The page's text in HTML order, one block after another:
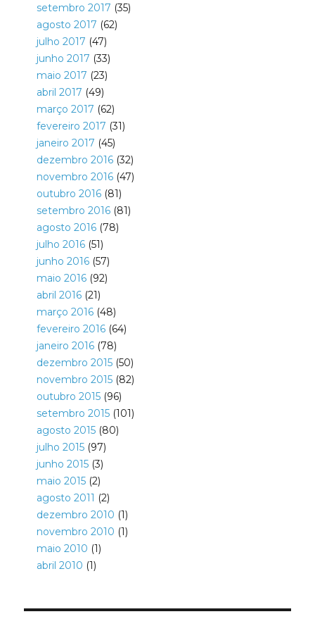
setembro 2017 (35)
agosto 2017 (62)
julho 2017 (47)
junho 2017 (33)
maio 2017 (23)
abril 2017 (49)
março 2017 (62)
fevereiro 2017 (31)
janeiro 2017 (45)
dezembro 2016(32)
novembro 2016(47)
outubro 2016(81)
setembro 2016(81)
agosto 2016(78)
julho 2016(51)
junho 2016(57)
maio 2016(92)
abril 2016(21)
março 2016(48)
fevereiro 2016(64)
janeiro 2016(78)
dezembro 2015(50)
novembro 2015(82)
outubro 2015(96)
setembro 2015(101)
agosto 2015(80)
julho 2015(97)
junho 2015(3)
maio 2015(2)
agosto 2011 (2)
dezembro 2010 (1)
novembro 2010 (1)
maio 2010 (1)
abril 2010 (1)